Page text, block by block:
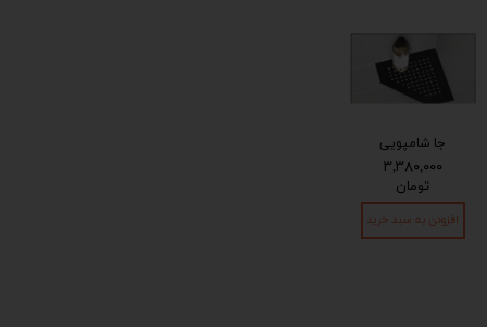
جا شامپویی
۳,۳۸۰,۰۰۰
تومان
افزودن به سبد خرید